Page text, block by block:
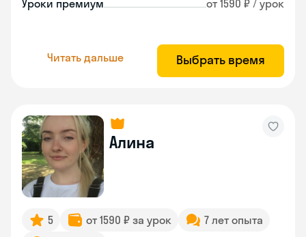
Уроки премиум от 1590 ₽ / урок
Читать дальше Выбрать время
Алина
5 от 1590 ₽ за урок
7 лет опыта